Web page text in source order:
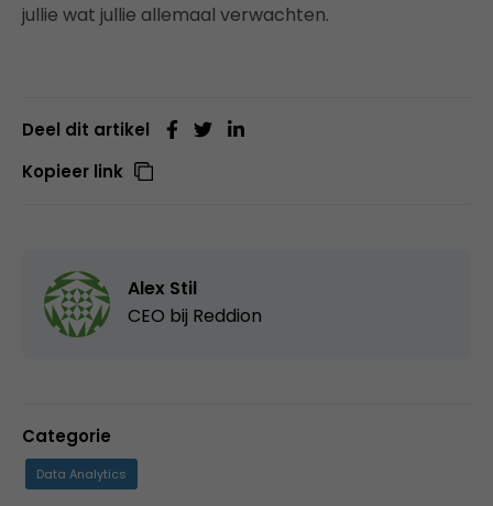
jullie wat jullie allemaal verwachten.
Deel dit artikel
Kopieer link
Alex Stil
CEO bij Reddion
Categorie
Data Analytics